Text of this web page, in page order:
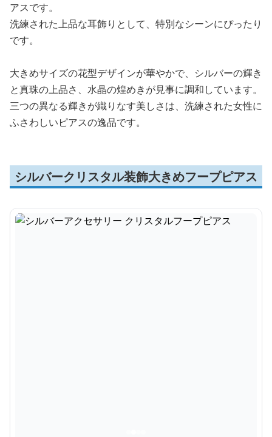
アスです。
洗練された上品な耳飾りとして、特別なシーンにぴったり
です。
大きめサイズの花型デザインが華やかで、シルバーの輝き
と真珠の上品さ、水晶の煌めきが見事に調和しています。
三つの異なる輝きが織りなす美しさは、洗練された女性に
ふさわしいピアスの逸品です。
シルバークリスタル装飾大きめフープピアス